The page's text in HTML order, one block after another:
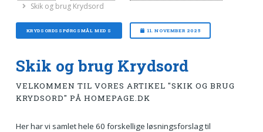
Skik og brug Krydsord
KRYDSORDSSPØRGSMÅL MED S 11. NOVEMBER 2025
Skik og brug Krydsord
VELKOMMEN TIL VORES ARTIKEL "SKIK OG BRUG
KRYDSORD" PÅ HOMEPAGE.DK
Her har vi samlet hele 60 forskellige løsningsforslag til